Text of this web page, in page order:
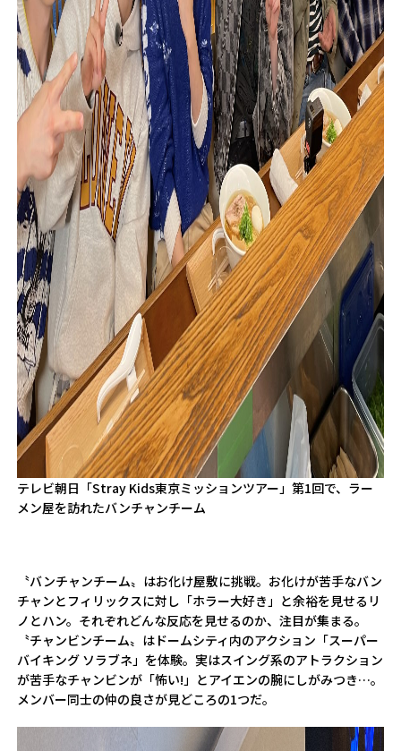
テレビ朝日「Stray Kids東京ミッションツアー」第1回で、ラー
メン屋を訪れたバンチャンチーム
〝バンチャンチーム〟はお化け屋敷に挑戦。お化けが苦手なバン
チャンとフィリックスに対し「ホラー大好き」と余裕を見せるリ
ノとハン。それぞれどんな反応を見せるのか、注目が集まる。
〝チャンビンチーム〟はドームシティ内のアクション「スーパー
バイキング ソラブネ」を体験。実はスイング系のアトラクション
が苦手なチャンビンが「怖い!」とアイエンの腕にしがみつき…。
メンバー同士の仲の良さが見どころの1つだ。